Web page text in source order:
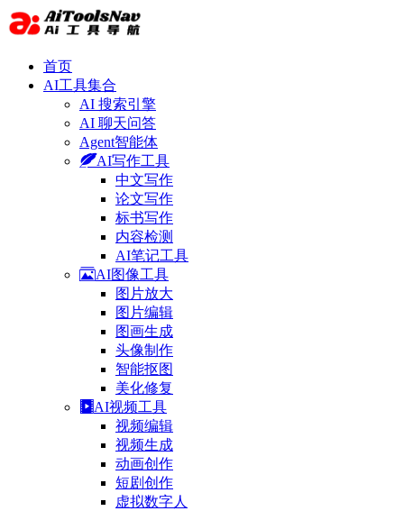
首页
AI工具集合
AI 搜索引擎
AI 聊天问答
Agent智能体
AI写作工具
中文写作
论文写作
标书写作
内容检测
AI笔记工具
AI图像工具
图片放大
图片编辑
图画生成
头像制作
智能抠图
美化修复
AI视频工具
视频编辑
视频生成
动画创作
短剧创作
虚拟数字人